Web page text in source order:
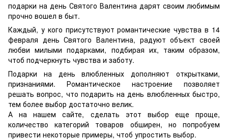
подарки на день Святого Валентина дарят своим любимым
прочно вошел в быт.
Каждый, у кого присутствуют романтические чувства в 14
февраля день Святого Валентина, радуют объект своей
любви милыми подарками, подбирая их, таким образом,
чтоб подчеркнуть чувства и заботу.
Подарки на день влюбленных дополняют открытками,
признаниями. Романтическое настроение позволяет
решать вопрос, что подарить на день влюбленных быстро,
тем более выбор достаточно велик.
А на нашем сайте, сделать этот выбор еще проще,
количество категорий товаров обширен, но попробуем
привести некоторые примеры, чтоб упростить выбор.